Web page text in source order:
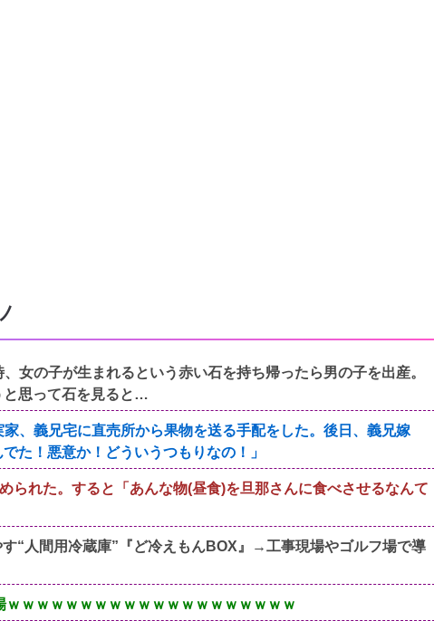
女の子が生まれるという赤い石を持ち帰ったら男の子を出産。
と思って石を見ると…
、義兄宅に直売所から果物を送る手配をした。後日、義兄嫁
た！悪意か！どういうつもりなの！」
られた。すると「あんな物(昼食)を旦那さんに食べさせるなんて
“人間用冷蔵庫”『ど冷えもんBOX』→工事現場やゴルフ場で導
ｗｗｗｗｗｗｗｗｗｗｗｗｗｗｗｗｗｗｗ